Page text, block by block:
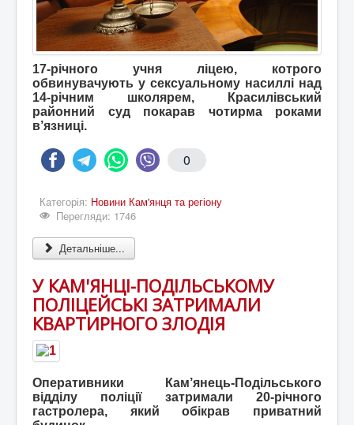
17-річного учня ліцею, котрого
обвинувачують у сексуальному насиллі над
14-річним школярем, Красилівський
районний суд покарав чотирма роками
в’язниці.
0
Категорія: Новини Кам'янця та регіону
Перегляди: 1746
Детальніше...
У КАМ'ЯНЦІ-ПОДІЛЬСЬКОМУ
ПОЛІЦЕЙСЬКІ ЗАТРИМАЛИ
КВАРТИРНОГО ЗЛОДІЯ
Оперативники Кам’янець-Подільського
відділу поліції затримали 20-річного
гастролера, який обікрав приватний